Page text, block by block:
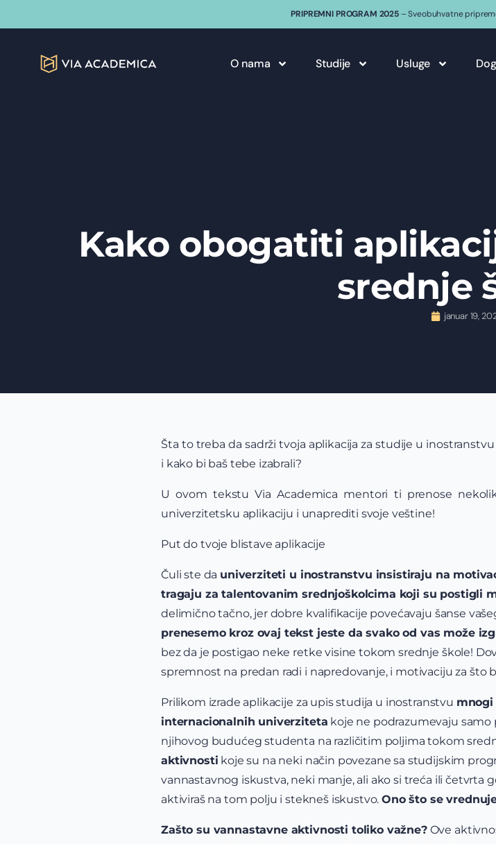
PRIPREMNI PROGRAM 2025– Sveobuhvatne
O nama Studije Usluge
Kako obogatiti
srednje
januar 19,
Šta to treba da sadrži tvoja aplikacija za studije u
i kako bi baš tebe izabrali?
U ovom tekstu Via Academica mentori ti prenose
univerzitetsku aplikaciju i unaprediti svoje veštine!
Put do tvoje blistave aplikacije
Čuli ste da univerziteti u inostranstvu insistiraju na
tragaju za talentovanim srednjoškolcima koji su postigli
delimično tačno, jer dobre kvalifikacije povećavaju šanse
prenesemo kroz ovaj tekst jeste da svako od vas može
bez da je postigao neke retke visine tokom srednje škole!
spremnost na predan radi i napredovanje, i motivaciju za što
Prilikom izrade aplikacije za upis studija u inostranstvu mnogi
internacionalnih univerziteta koje ne podrazumevaju samo
njihovog budućeg studenta na različitim poljima tokom
aktivnosti koje su na neki način povezane sa studijskim
vannastavnog iskustva, neki manje, ali ako si treća ili četvrta
aktiviraš na tom polju i stekneš iskustvo.Ono što se
Zašto su vannastavne aktivnosti toliko važne?Ove